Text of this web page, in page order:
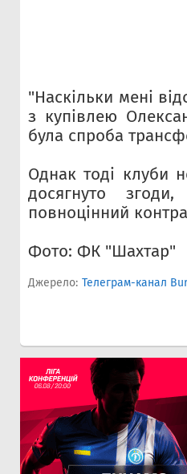
"Наскільки мені
з купівлею
була спроба
Однак тоді клуби
досягнуто
повноцінний
Фото: ФК "Шахтар"
Джерело: Телеграм-канал